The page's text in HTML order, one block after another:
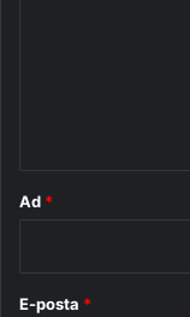
Ad *
E-posta *